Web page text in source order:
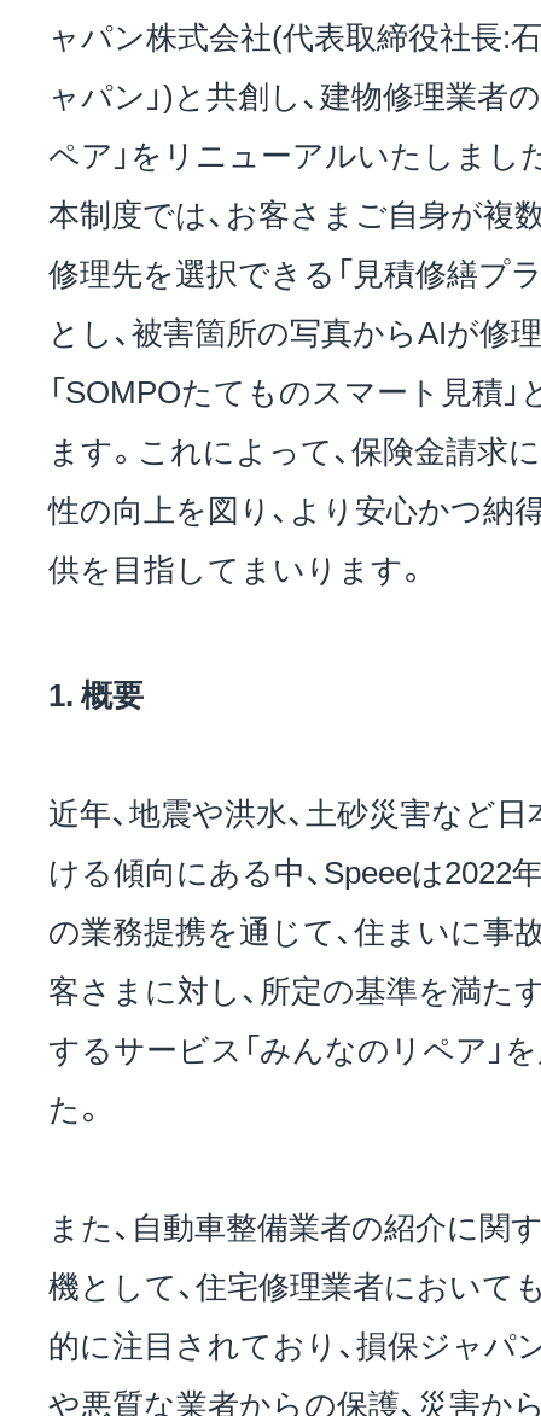
ャパン株式会社(代表取締役社長:
ャパン」)と共創し、建物修理業者
ペア」をリニューアルいたしまし
本制度では、お客さまご自身が複
修理先を選択できる「見積修繕プ
とし、被害箇所の写真からAIが修
「SOMPOたてものスマート見積
ます。これによって、保険金請求
性の向上を図り、より安心かつ納
供を目指してまいります。
1. 概要
近年、地震や洪水、土砂災害など
ける傾向にある中、Speeeは2022
の業務提携を通じて、住まいに事
客さまに対し、所定の基準を満た
するサービス「みんなのリペア」
た。
また、自動車整備業者の紹介に関
機として、住宅修理業者において
的に注目されており、損保ジャパ
や悪質な業者からの保護、災害か